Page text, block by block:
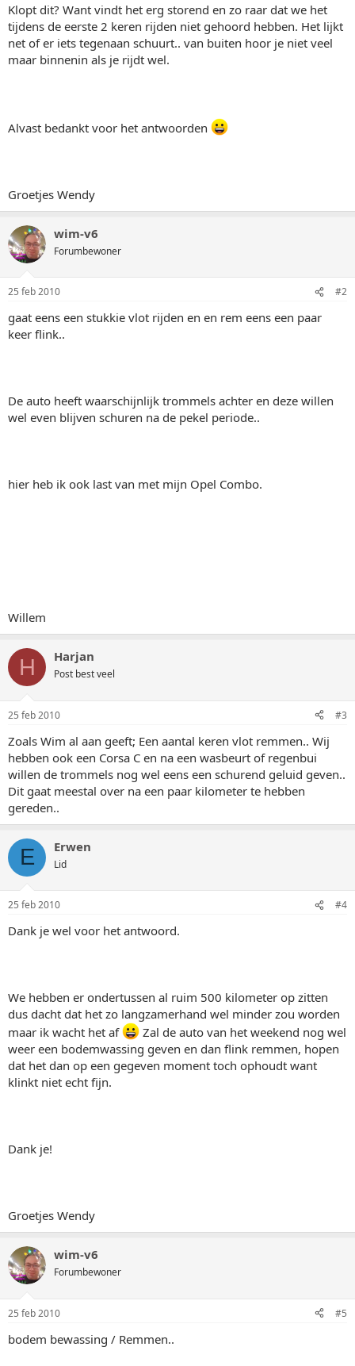
Klopt dit? Want vindt het erg storend en zo raar dat we het
tijdens de eerste 2 keren rijden niet gehoord hebben. Het lijkt
net of er iets tegenaan schuurt.. van buiten hoor je niet veel
maar binnenin als je rijdt wel.
Alvast bedankt voor het antwoorden
Groetjes Wendy
wim-v6
Forumbewoner
25 feb 2010 #2
gaat eens een stukkie vlot rijden en en rem eens een paar
keer flink..
De auto heeft waarschijnlijk trommels achter en deze willen
wel even blijven schuren na de pekel periode..
hier heb ik ook last van met mijn Opel Combo.
Willem
H Harjan
Post best veel
25 feb 2010 #3
Zoals Wim al aan geeft; Een aantal keren vlot remmen.. Wij
hebben ook een Corsa C en na een wasbeurt of regenbui
willen de trommels nog wel eens een schurend geluid geven..
Dit gaat meestal over na een paar kilometer te hebben
gereden..
E Erwen
Lid
25 feb 2010 #4
Dank je wel voor het antwoord.
We hebben er ondertussen al ruim 500 kilometer op zitten
dus dacht dat het zo langzamerhand wel minder zou worden
maar ik wacht het af
Zal de auto van het weekend nog wel
weer een bodemwassing geven en dan flink remmen, hopen
dat het dan op een gegeven moment toch ophoudt want
klinkt niet echt fijn.
Dank je!
Groetjes Wendy
wim-v6
Forumbewoner
25 feb 2010 #5
bodem bewassing / Remmen..